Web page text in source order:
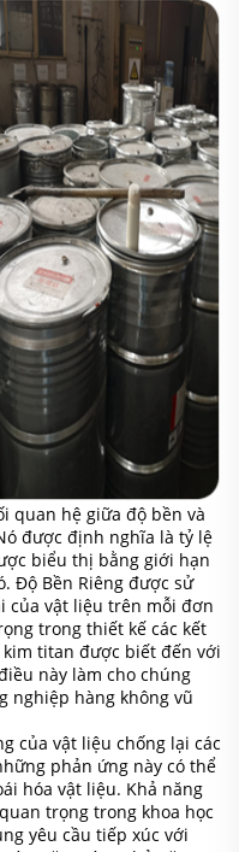
quan hệ giữa độ bền và
được định nghĩa là tỷ lệ
biểu thị bằng giới hạn
Độ Bền Riêng được sử
của vật liệu trên mỗi đơn
trong thiết kế các kết
kim titan được biết đến với
này làm cho chúng
nghiệp hàng không vũ
của vật liệu chống lại các
phản ứng này có thể
hóa vật liệu. Khả năng
trọng trong khoa học
yêu cầu tiếp xúc với